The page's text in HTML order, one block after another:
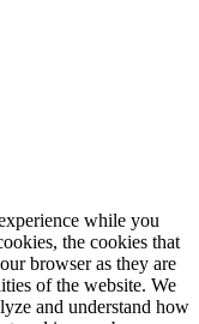
while you
the cookies that
browser as they are
of the website. We
and understand how